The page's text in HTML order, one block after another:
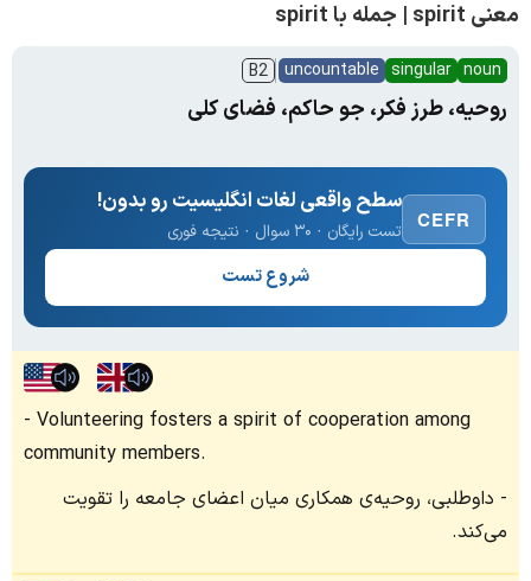
معنی spirit | جمله با spirit
noun
singular
uncountable
B2
روحیه، طرز فکر، جو حاکم، فضای کلی
CEFR
سطح واقعی لغات انگلیسیت رو بدون!
تست رایگان · ۳۰ سوال · نتیجه فوری
شروع تست
Volunteering fosters a spirit of cooperation among
community members.
داوطلبی، روحیه‌ی همکاری میان اعضای جامعه را تقویت
می‌کند.